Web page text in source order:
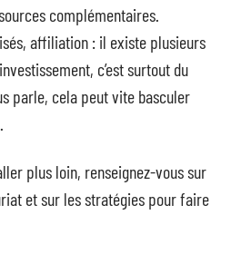
complémentaires.
affiliation : il existe plusieurs
c’est surtout du
parle, cela peut vite basculer
plus loin, renseignez-vous sur
et sur les stratégies pour faire